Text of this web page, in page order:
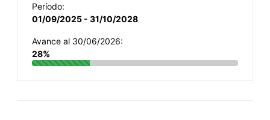
Período:
01/09/2025 - 31/10/2028
Avance al 30/06/2026:
28%